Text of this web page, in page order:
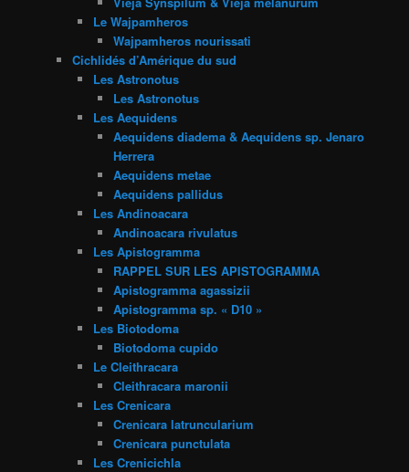
Le Wajpamheros
Wajpamheros nourissati
Cichlidés d’Amérique du sud
Les Astronotus
Les Astronotus
Les Aequidens
Aequidens diadema & Aequidens sp. Jenaro
Herrera
Aequidens metae
Aequidens pallidus
Les Andinoacara
Andinoacara rivulatus
Les Apistogramma
RAPPEL SUR LES APISTOGRAMMA
Apistogramma agassizii
Apistogramma sp. « D10 »
Les Biotodoma
Biotodoma cupido
Le Cleithracara
Cleithracara maronii
Les Crenicara
Crenicara latruncularium
Crenicara punctulata
Les Crenicichla